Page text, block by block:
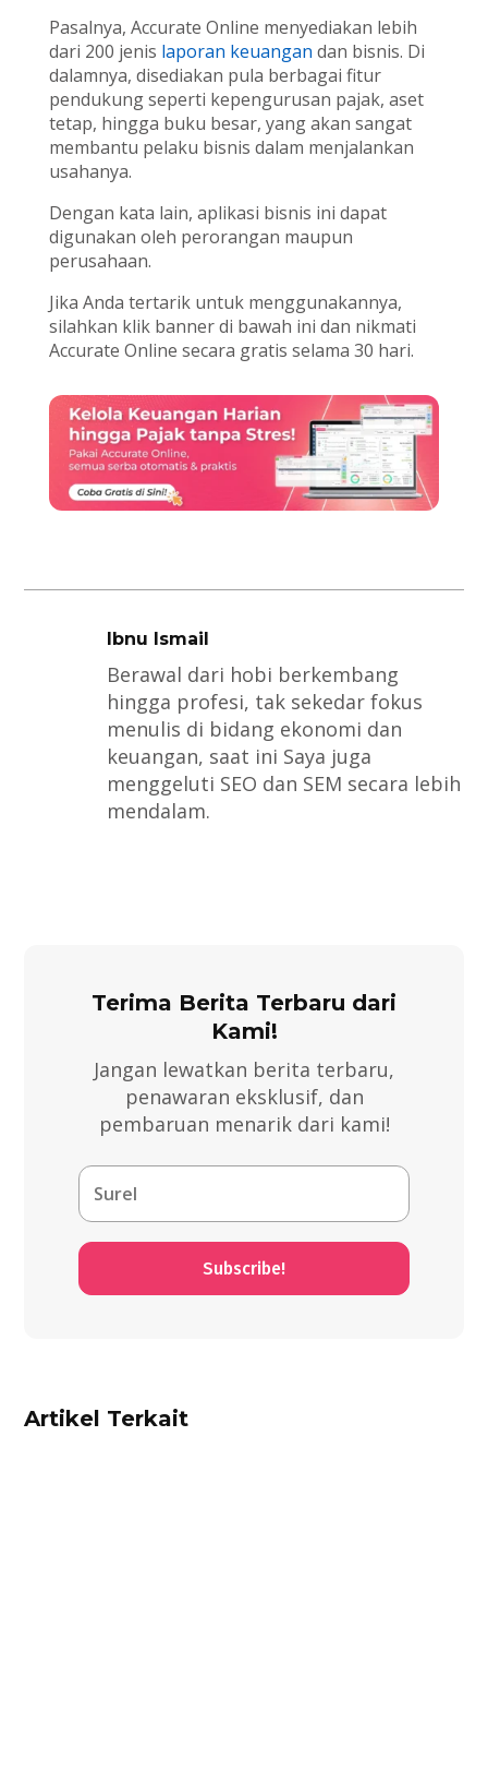
Pasalnya, Accurate Online menyediakan lebih
dari 200 jenis laporan keuangan dan bisnis. Di
dalamnya, disediakan pula berbagai fitur
pendukung seperti kepengurusan pajak, aset
tetap, hingga buku besar, yang akan sangat
membantu pelaku bisnis dalam menjalankan
usahanya.
Dengan kata lain, aplikasi bisnis ini dapat
digunakan oleh perorangan maupun
perusahaan.
Jika Anda tertarik untuk menggunakannya,
silahkan klik banner di bawah ini dan nikmati
Accurate Online secara gratis selama 30 hari.
Ibnu Ismail
Berawal dari hobi berkembang
hingga profesi, tak sekedar fokus
menulis di bidang ekonomi dan
keuangan, saat ini Saya juga
menggeluti SEO dan SEM secara lebih
mendalam.
Terima Berita Terbaru dari
Kami!
Jangan lewatkan berita terbaru,
penawaran eksklusif, dan
pembaruan menarik dari kami!
Subscribe!
Artikel Terkait